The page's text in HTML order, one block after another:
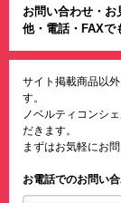
お問い合わせ・
他・電話・FAXで
サイト掲載商品以
す。
ノベルティコンシ
だきます。
まずはお気軽にお
お電話でのお問い